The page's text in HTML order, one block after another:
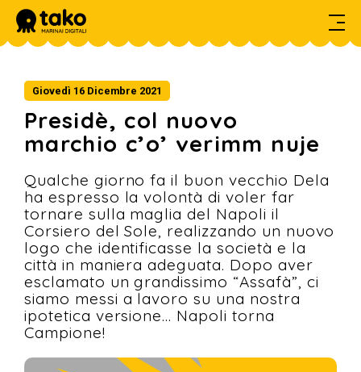
SERVIZI
PROGETTI
CONTATTI
Giovedì 16 Dicembre 2021
Presidè, col nuovo
marchio c’o’ verimm nuje
Qualche giorno fa il buon vecchio Dela
ha espresso la volontà di voler far
tornare sulla maglia del Napoli il
Corsiero del Sole, realizzando un nuovo
logo che identificasse la società e la
città in maniera adeguata. Dopo aver
esclamato un grandissimo “Assafà”, ci
siamo messi a lavoro su una nostra
ipotetica versione... Napoli torna
Campione!